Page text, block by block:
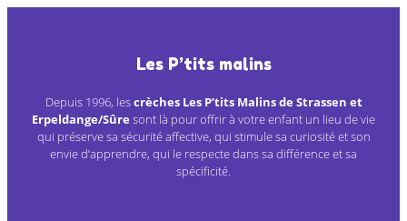
Les P’tits malins
Depuis 1996, lescrèches Les P’tits Malins de Strassen et
Erpeldange/Sûre sont là pour offrir à votre enfant un lieu de vie
qui préserve sa sécurité affective, qui stimule sa curiosité et son
envie d’apprendre, qui le respecte dans sa différence et sa
spécificité.